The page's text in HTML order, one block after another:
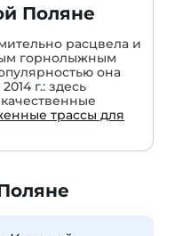
Поляне
расцвела и
горнолыжным
она
г.: здесь
трассы для